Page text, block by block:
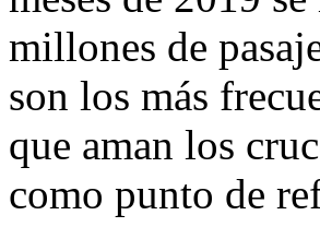
millones de
son los más
que aman los
como punto de